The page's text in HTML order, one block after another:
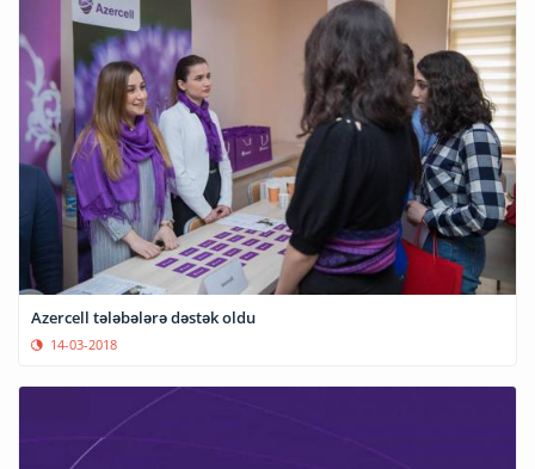
Azercell tələbələrə dəstək oldu
14-03-2018